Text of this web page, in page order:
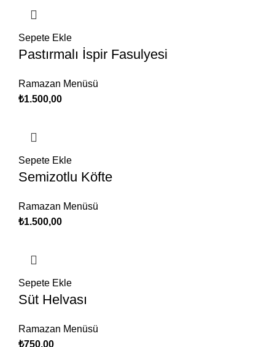
Sepete Ekle
Pastırmalı İspir Fasulyesi
Ramazan Menüsü
₺1.500,00
Sepete Ekle
Semizotlu Köfte
Ramazan Menüsü
₺1.500,00
Sepete Ekle
Süt Helvası
Ramazan Menüsü
₺750,00